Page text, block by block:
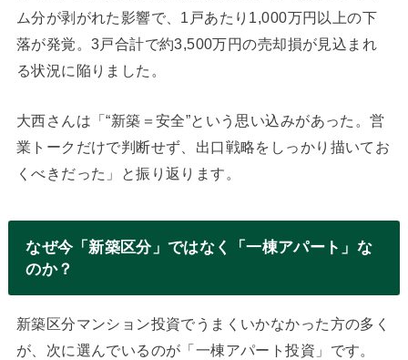
ム分が剥がれた影響で、1戸あたり1,000万円以上の下
落が発覚。3戸合計で約3,500万円の売却損が見込まれ
る状況に陥りました。
大西さんは「“新築＝安全”という思い込みがあった。営
業トークだけで判断せず、出口戦略をしっかり描いてお
くべきだった」と振り返ります。
なぜ今「新築区分」ではなく「一棟アパート」な
のか？
新築区分マンション投資でうまくいかなかった方の多く
が、次に選んでいるのが「一棟アパート投資」です。